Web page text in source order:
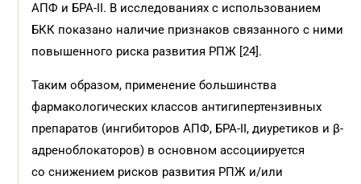
АПФ и БРА-II. В исследованиях с использованием
БКК показано наличие признаков связанного с ними
повышенного риска развития РПЖ [24].
Таким образом, применение большинства
фармакологических классов антигипертензивных
препаратов (ингибиторов АПФ, БРА-II, диуретиков и β-
адреноблокаторов) в основном ассоциируется
со снижением рисков развития РПЖ и/или